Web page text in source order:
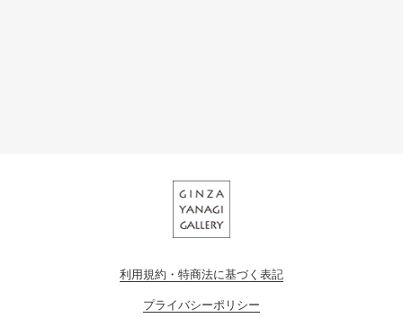
利用規約・特商法に基づく表記
プライバシーポリシー